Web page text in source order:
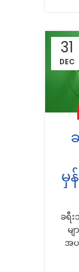
31
DEC
မှ
ခရီ
မ
အပ